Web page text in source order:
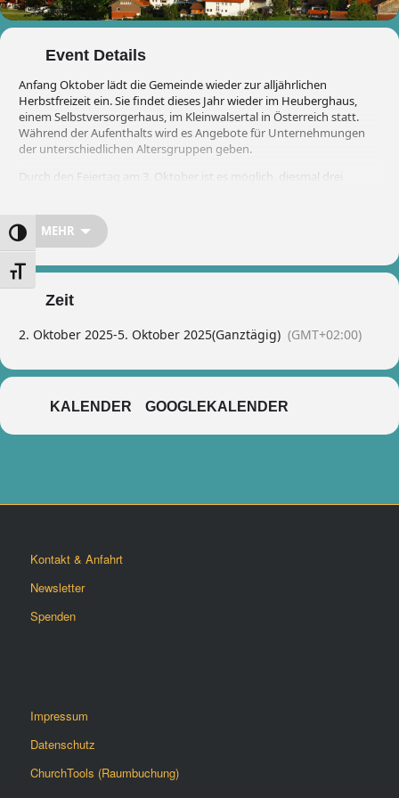
Umschalten auf hohe Kontraste
Schrift vergrößern
Event Details
Anfang Oktober lädt die Gemeinde wieder zur alljährlichen
Herbstfreizeit ein. Sie findet dieses Jahr wieder im Heuberghaus,
einem Selbstversorgerhaus, im Kleinwalsertal in Österreich statt.
Während der Aufenthalts wird es Angebote für Unternehmungen
der unterschiedlichen Altersgruppen geben.
Durch den Feiertag am 3. Oktober ist es möglich, diesmal drei
Alle weiteren Info´s zur Unterbringung, der Anreise, den Kosten und
der Buchung sowie das „Kleingedruckte“ entnehmt bitte dem
angehängtenFlyer, eine Druckversion des Flyers wird im Infoständer
der Gemeinde liegen.
anschauen:
www.heuberghaus.at
MEHR
Zeit
2. Oktober 2025-5. Oktober 2025(Ganztägig) (GMT+02:00)
KALENDER GOOGLEKALENDER
Kontakt & Anfahrt
Newsletter
Spenden
Impressum
Datenschutz
ChurchTools (Raumbuchung)